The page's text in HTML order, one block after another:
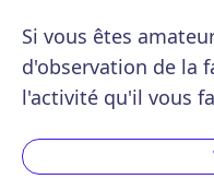
Si vous êtes
d'observation de la
l'activité qu'il vous